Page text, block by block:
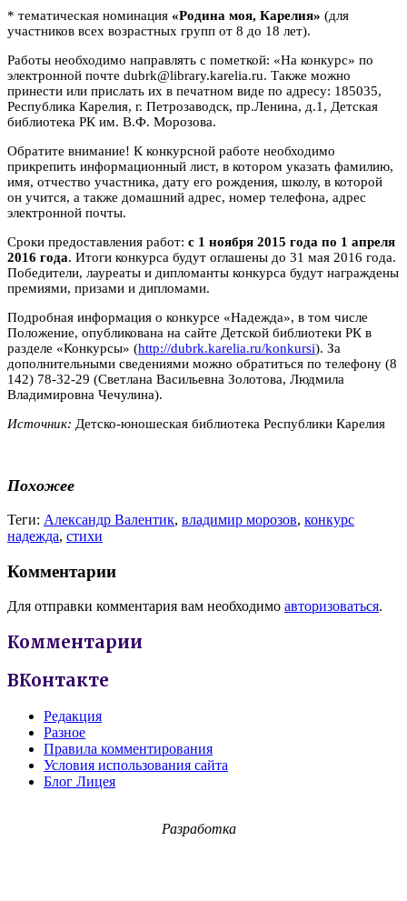
* тематическая номинация «Родина моя, Карелия» (для
участников всех возрастных групп от 8 до 18 лет).
Работы необходимо направлять с пометкой: «На конкурс» по
электронной почте dubrk@library.karelia.ru. Также можно
принести или прислать их в печатном виде по адресу: 185035,
Республика Карелия, г. Петрозаводск, пр.Ленина, д.1, Детская
библиотека РК им. В.Ф. Морозова.
Обратите внимание! К конкурсной работе необходимо
прикрепить информационный лист, в котором указать фамилию,
имя, отчество участника, дату его рождения, школу, в которой
он учится, а также домашний адрес, номер телефона, адрес
электронной почты.
Сроки предоставления работ: с 1 ноября 2015 года по 1 апреля
2016 года. Итоги конкурса будут оглашены до 31 мая 2016 года.
Победители, лауреаты и дипломанты конкурса будут награждены
премиями, призами и дипломами.
Подробная информация о конкурсе «Надежда», в том числе
Положение, опубликована на сайте Детской библиотеки РК в
разделе «Конкурсы» (http://dubrk.karelia.ru/konkursi). За
дополнительными сведениями можно обратиться по телефону (8
142) 78-32-29 (Светлана Васильевна Золотова, Людмила
Владимировна Чечулина).
Источник: Детско-юношеская библиотека Республики Карелия
Похожее
Теги: Александр Валентик, владимир морозов, конкурс
надежда, стихи
Комментарии
Для отправки комментария вам необходимо авторизоваться.
Комментарии
ВКонтакте
Редакция
Разное
Правила комментирования
Условия использования сайта
Блог Лицея
Разработка